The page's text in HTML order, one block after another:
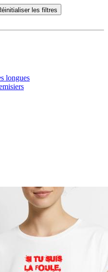
les filtres
longues